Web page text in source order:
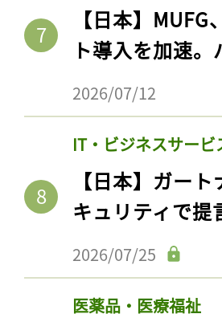
【日本】
ト導入を加速
2026/07/12
IT・ビジネスサービ
【日本】ガー
キュリティで提
2026/07/25
医薬品・医療福祉